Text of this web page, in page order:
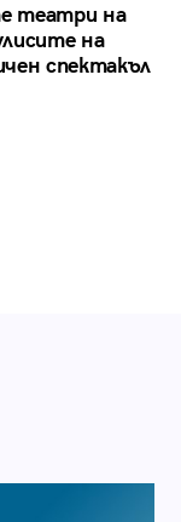
театри на
на
спектакъл